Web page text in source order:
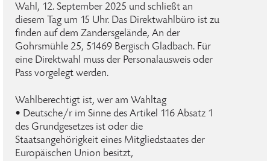
Wahl, 12. September 2025 und schließt an
diesem Tag um 15 Uhr. Das Direktwahlbüro ist zu
finden auf dem Zandersgelände, An der
Gohrsmühle 25, 51469 Bergisch Gladbach. Für
eine Direktwahl muss der Personalausweis oder
Pass vorgelegt werden.
Wahlberechtigt ist, wer am Wahltag
• Deutsche/r im Sinne des Artikel 116 Absatz 1
des Grundgesetzes ist oder die
Staatsangehörigkeit eines Mitgliedstaates der
Europäischen Union besitzt,